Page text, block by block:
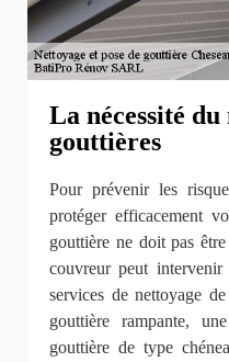
La nécessité du
gouttières
Pour prévenir les
protéger efficacement
gouttière ne doit pas
couvreur peut
services de nettoyage
gouttière rampante,
gouttière de type